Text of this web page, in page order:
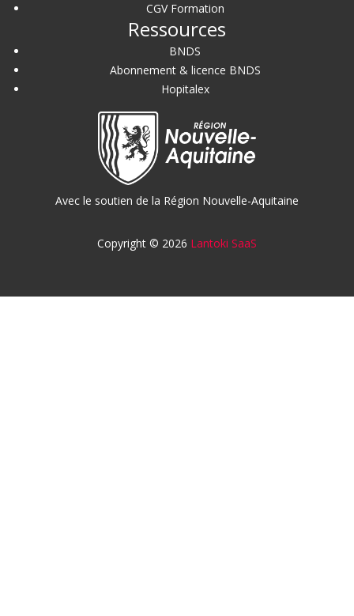
CGV Formation
Ressources
BNDS
Abonnement & licence BNDS
Hopitalex
Avec le soutien de la Région Nouvelle-Aquitaine
Copyright © 2026 Lantoki SaaS